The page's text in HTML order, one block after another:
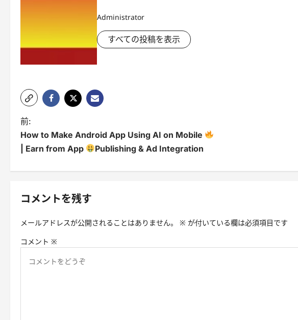
Administrator
すべての投稿を表示
投
稿
ゲ
ョ
前:
How to Make Android App Using AI on Mobile
| Earn from App
Publishing & Ad Integration
コメントを残す
メールアドレスが公開されることはありません。 ※ が付いている欄は必須項目です
コメント ※